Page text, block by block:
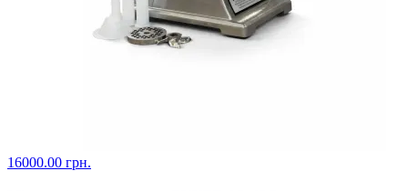
16000.00 грн.